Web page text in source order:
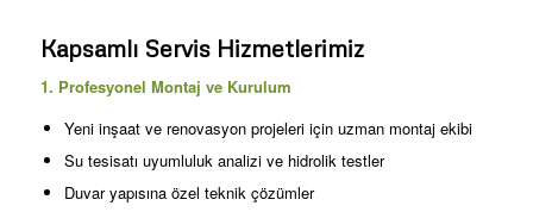
Kapsamlı Servis Hizmetlerimiz
1. Profesyonel Montaj ve Kurulum
Yeni inşaat ve renovasyon projeleri için uzman montaj ekibi
Su tesisatı uyumluluk analizi ve hidrolik testler
Duvar yapısına özel teknik çözümler